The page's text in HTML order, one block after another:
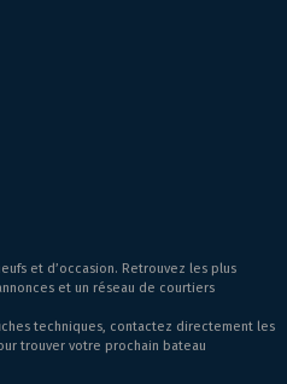
et d’occasion. Retrouvez les plus
et un réseau de courtiers
techniques, contactez directement les
trouver votre prochain bateau